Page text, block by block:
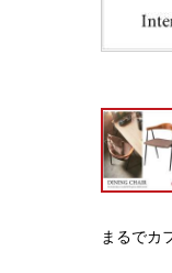
まるでカ